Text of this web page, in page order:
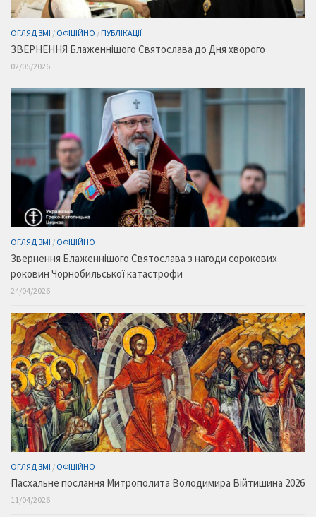
ОГЛЯД ЗМІ / ОФІЦІЙНО /ПУБЛІКАЦІЇ
ЗВЕРНЕННЯ Блаженнішого Святослава до Дня хворого
02/05/2026
ОГЛЯД ЗМІ / ОФІЦІЙНО
Звернення Блаженнішого Святослава з нагоди сорокових
роковин Чорнобильської катастрофи
24/04/2026
ОГЛЯД ЗМІ / ОФІЦІЙНО
Пасхальне послання Митрополита Володимира Війтишина 2026
11/04/2026